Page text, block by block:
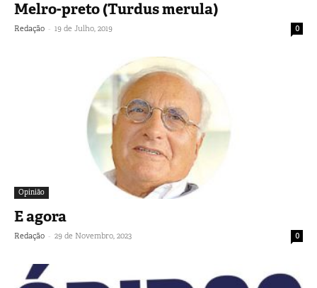
Melro-preto (Turdus merula)
Redação - 19 de Julho, 2019 0
Opinião
E agora
Redação - 29 de Novembro, 2023 0